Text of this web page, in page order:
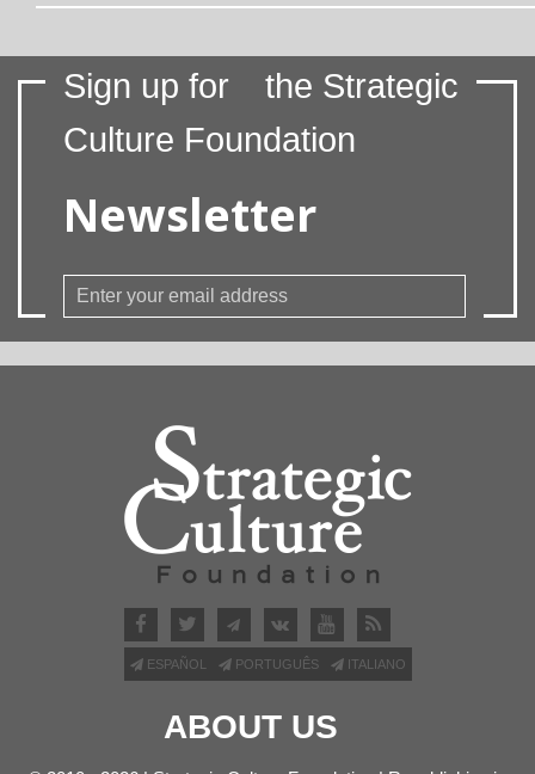
Sign up for
the Strategic
Culture Foundation
Newsletter
ESPAÑOL PORTUGUÊS ITALIANO
ABOUT US